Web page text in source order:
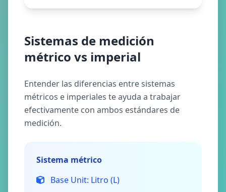
Sistemas de medición
métrico vs imperial
Entender las diferencias entre sistemas
métricos e imperiales te ayuda a trabajar
efectivamente con ambos estándares de
medición.
Sistema métrico
Base Unit: Litro (L)